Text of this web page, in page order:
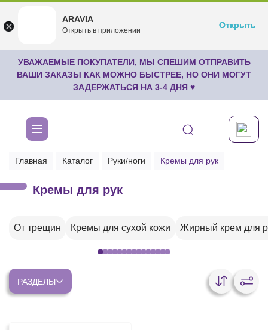
undefined
Бесплатноru.aravia.new
Открыть
УВАЖАЕМЫЕ ПОКУПАТЕЛИ, МЫ СПЕШИМ ОТПРАВИТЬ
ВАШИ ЗАКАЗЫ КАК МОЖНО БЫСТРЕЕ, НО ОНИ МОГУТ
ЗАДЕРЖАТЬСЯ НА 3-4 ДНЯ ♥
Главная Каталог Руки/ноги Кремы для рук
Кремы для рук
От трещин Кремы для сухой кожи Жирный крем для
РАЗДЕЛЫ
ARAVIA
Открыть в приложении
Открыть